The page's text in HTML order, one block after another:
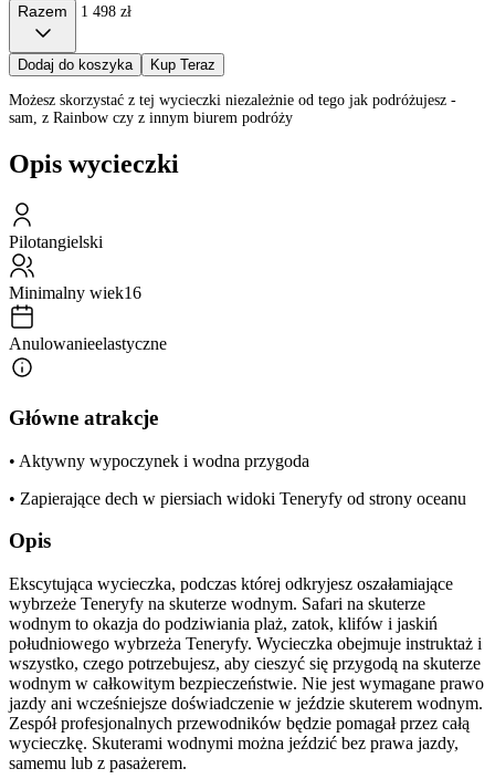
Razem 1 498 zł
Dodaj do koszyka Kup Teraz
Możesz skorzystać z tej wycieczki niezależnie od tego jak podróżujesz -
sam, z Rainbow czy z innym biurem podróży
Opis wycieczki
Pilotangielski
Minimalny wiek16
Anulowanieelastyczne
Główne atrakcje
• Aktywny wypoczynek i wodna przygoda
• Zapierające dech w piersiach widoki Teneryfy od strony oceanu
Opis
Ekscytująca wycieczka, podczas której odkryjesz oszałamiające
wybrzeże Teneryfy na skuterze wodnym. Safari na skuterze
wodnym to okazja do podziwiania plaż, zatok, klifów i jaskiń
południowego wybrzeża Teneryfy. Wycieczka obejmuje instruktaż i
wszystko, czego potrzebujesz, aby cieszyć się przygodą na skuterze
wodnym w całkowitym bezpieczeństwie. Nie jest wymagane prawo
jazdy ani wcześniejsze doświadczenie w jeździe skuterem wodnym.
Zespół profesjonalnych przewodników będzie pomagał przez całą
wycieczkę. Skuterami wodnymi można jeździć bez prawa jazdy,
samemu lub z pasażerem.